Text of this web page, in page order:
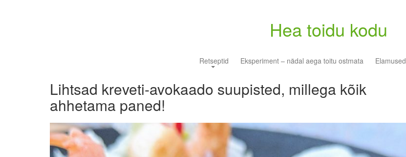
Hea toidu kodu
Retseptid Eksperiment – nädal aega toitu ostmata Elamused
Lihtsad kreveti-avokaado suupisted, millega kõik
ahhetama paned!